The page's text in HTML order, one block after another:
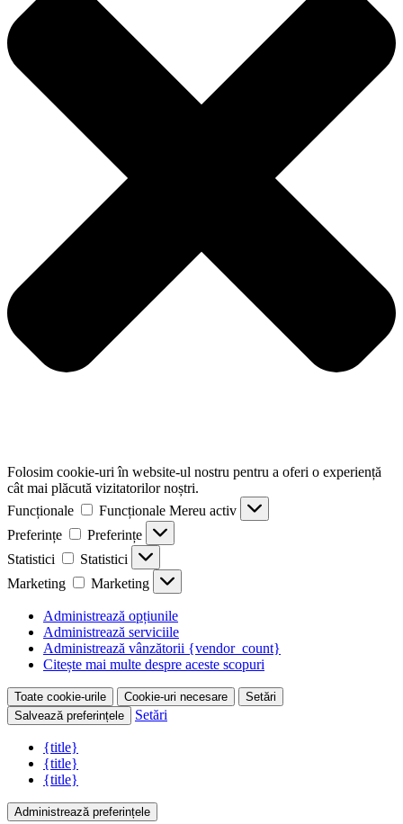
Folosim cookie-uri în website-ul nostru pentru a oferi o experiență
cât mai plăcută vizitatorilor noștri.
Funcționale
Funcționale Mereu activ
Preferințe
Preferințe
Statistici
Statistici
Marketing
Marketing
Administrează opțiunile
Administrează serviciile
Administrează vânzătorii {vendor_count}
Citește mai multe despre aceste scopuri
Toate cookie-urile Cookie-uri necesare
Setări
Salvează preferințele
Setări
{title}
{title}
{title}
Administrează preferințele